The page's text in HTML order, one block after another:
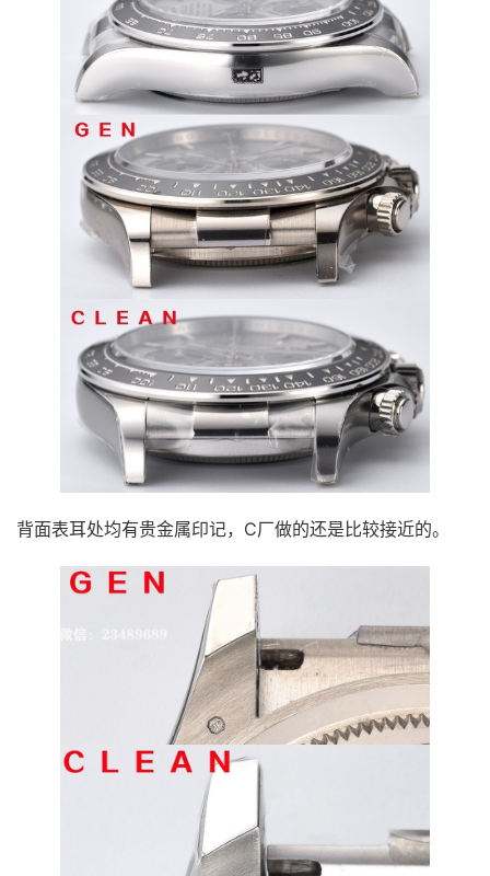
背面表耳处均有贵金属印记，C厂做的还是比较接近的。